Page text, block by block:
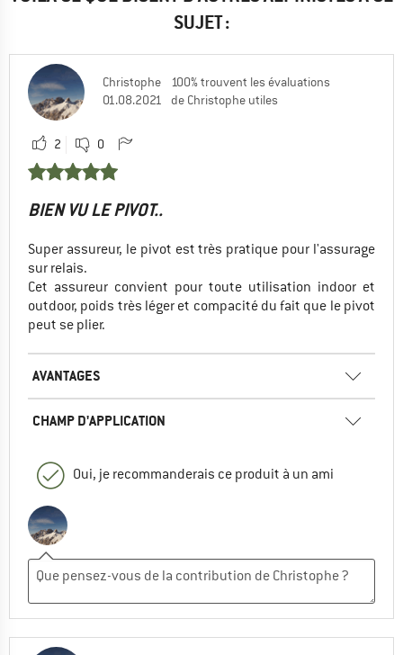
SUJET :
Christophe
01.08.2021
100% trouvent les évaluations
de Christophe utiles
2 0
BIEN VU LE PIVOT..
Super assureur, le pivot est très pratique pour l'assurage
sur relais.
Cet assureur convient pour toute utilisation indoor et
outdoor, poids très léger et compacité du fait que le pivot
peut se plier.
AVANTAGES
CHAMP D'APPLICATION
Oui, je recommanderais ce produit à un ami